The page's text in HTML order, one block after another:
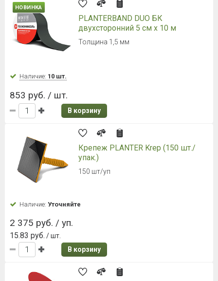
НОВИНКА
PLANTERBAND DUO БК
двухсторонний 5 см х 10 м
Толщина 1,5 мм
Наличие: 10 шт.
853 руб. / шт.
В корзину
Крепеж PLANTER Krep (150 шт./
упак.)
150 шт/уп
Наличие: Уточняйте
2 375 руб. / уп.
15.83 руб. / шт.
В корзину